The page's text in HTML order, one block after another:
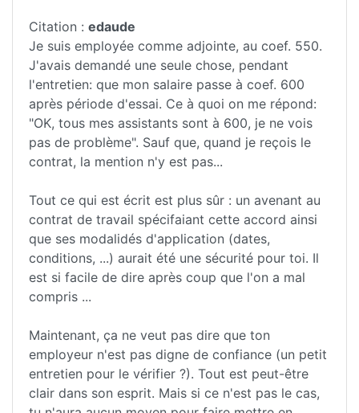
Citation : edaude
Je suis employée comme adjointe, au coef. 550.
J'avais demandé une seule chose, pendant
l'entretien: que mon salaire passe à coef. 600
après période d'essai. Ce à quoi on me répond:
"OK, tous mes assistants sont à 600, je ne vois
pas de problème". Sauf que, quand je reçois le
contrat, la mention n'y est pas...
Tout ce qui est écrit est plus sûr : un avenant au
contrat de travail spécifaiant cette accord ainsi
que ses modalidés d'application (dates,
conditions, ...) aurait été une sécurité pour toi. Il
est si facile de dire après coup que l'on a mal
compris ...
Maintenant, ça ne veut pas dire que ton
employeur n'est pas digne de confiance (un petit
entretien pour le vérifier ?). Tout est peut-être
clair dans son esprit. Mais si ce n'est pas le cas,